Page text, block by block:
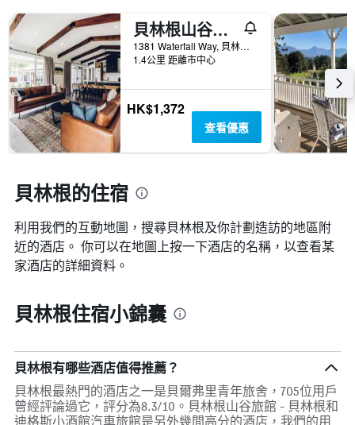
條
Y
軸，
顯
示
房
間
的
均
價
貝林根山谷旅館 - 貝林根
1381 Waterfall Way, 貝林根, NSW, 澳洲
1.4公里 距離市中心
HK$1,372
查看優惠
貝林根的住宿
利用我們的互動地圖，搜尋貝林根​及你計劃造訪的地區附
近的酒店。 你可以在地圖上按一下酒店的名稱，以查看某
家酒店的詳細資料。
貝林根住宿小錦囊
貝林根有哪些酒店值得推薦？
貝林根最熱門的酒店之一是貝爾弗里青年旅舍，705位用戶
曾經評論過它，評分為8.3/10。貝林根山谷旅館 - 貝林根和
迪格斯小酒館汽車旅館是另外幾間高分的酒店，我們的用